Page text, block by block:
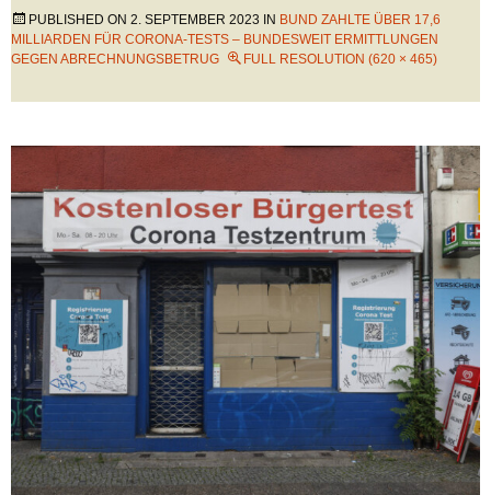
PUBLISHED ON 2. SEPTEMBER 2023 IN BUND ZAHLTE ÜBER 17,6
MILLIARDEN FÜR CORONA-TESTS – BUNDESWEIT ERMITTLUNGEN
GEGEN ABRECHNUNGSBETRUG
FULL RESOLUTION (620 × 465)